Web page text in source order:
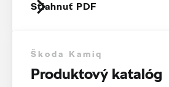
Stiahnuť PDF
Škoda Kamiq
Produktový katalóg